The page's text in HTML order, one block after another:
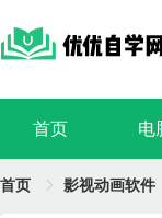
首页 电
首页 影视动画软件